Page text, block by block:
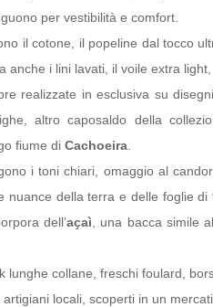
per vestibilità e comfort.
il cotone, il popeline dal tocco
anche i lini lavati, il voile extra
realizzate in esclusiva su
altro caposaldo della
fiume di Cachoeira
i toni chiari, omaggio al
nuance della terra e delle foglie
dell’aҫaì , una bacca simile
lunghe collane, freschi foulard,
locali, scoperti in un